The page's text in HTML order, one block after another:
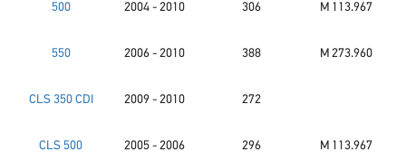
500 2004 - 2010 306 M 113.967
550 2006 - 2010 388 M 273.960
CLS 350 CDI 2009 - 2010 272
CLS 500 2005 - 2006 296 M 113.967